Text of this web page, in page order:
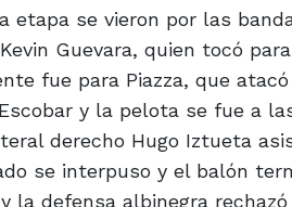
etapa se vieron por las
Guevara, quien tocó
fue para Piazza, que
y la pelota se fue a
derecho Hugo Iztueta
se interpuso y el balón
la defensa albinegra